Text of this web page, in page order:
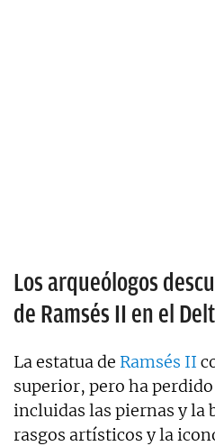
Los arqueólogos
de Ramsés II en el
La estatua de Ramsés II
superior, pero ha
incluidas las piernas y la
rasgos artísticos y la